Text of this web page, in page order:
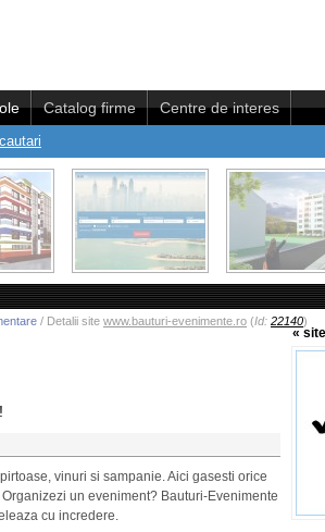
Catalog firme Centre de interes
/ Detalii site www.bauturi-evenimente.ro (Id: 22140)
«
vinuri si sampanie. Aici gasesti orice
un eveniment? Bauturi-Evenimente
cu incredere.